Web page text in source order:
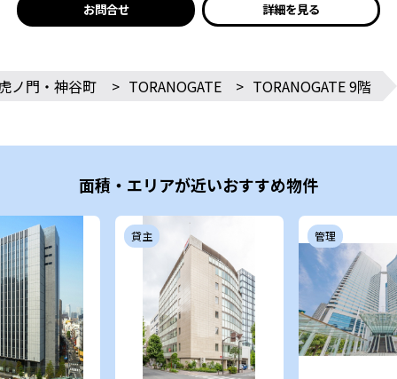
お問合せ 詳細を見る
ノ門・神谷町 > TORANOGATE > TORANOGATE 9階
面積・エリアが近いおすすめ物件
貸主 管理